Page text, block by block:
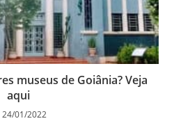
museus de Goiânia? Veja
aqui
24/01/2022